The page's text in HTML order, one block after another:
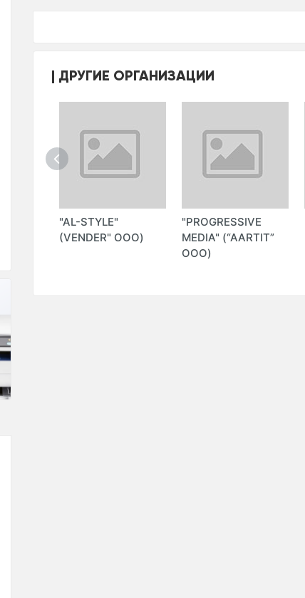
ДРУГИЕ ОРГАНИЗАЦИИ
"AL-STYLE"
(VENDER" ООО)
"PROGRESSIVE
MEDIA" (“AARTIT”
ООО)